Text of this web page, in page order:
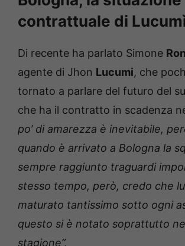
contrattuale di
Di recente ha parlato Simone
agente di Jhon Lucumi, che
tornato a parlare del futuro del
che ha il contratto in scadenza
po’ di amarezza è inevitabile,
quando è arrivato a Bologna la
sempre raggiunto traguardi
stesso tempo, però, credo che
maturato tantissimo sotto ogni
questo si è notato soprattutto
stagione”.